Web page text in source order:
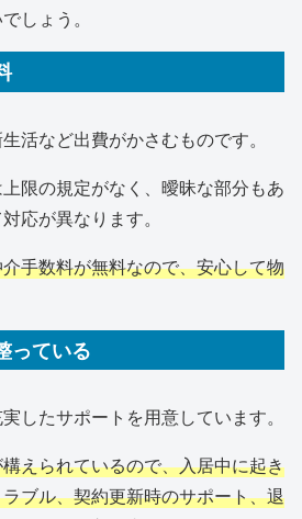
しょう。
活など出費がかさむものです。
限の規定がなく、曖昧な部分もあ
応が異なります。
手数料が無料なので、安心して物
っている
したサポートを用意しています。
えられているので、入居中に起き
ブル、契約更新時のサポート、退